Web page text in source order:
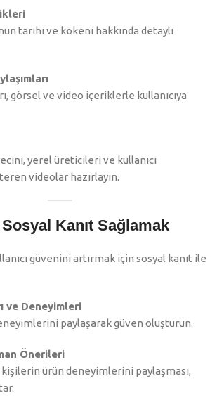
tarihi ve kökeni hakkında detaylı
görsel ve video içeriklerle kullanıcıya
yerel üreticileri ve kullanıcı
videolar hazırlayın.
Kanıt Sağlamak
güvenini artırmak için sosyal kanıt ile
ve Deneyimleri
paylaşarak güven oluşturun.
Önerileri
ürün deneyimlerini paylaşması,